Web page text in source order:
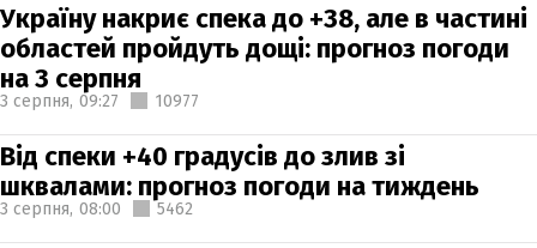
Україну накриє спека до +38, але в частині
областей пройдуть дощі: прогноз погоди
на 3 серпня
3 серпня, 09:27 10977
Від спеки +40 градусів до злив зі
шквалами: прогноз погоди на тиждень
3 серпня, 08:00 5462